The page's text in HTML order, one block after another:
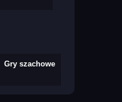
Gry szachowe